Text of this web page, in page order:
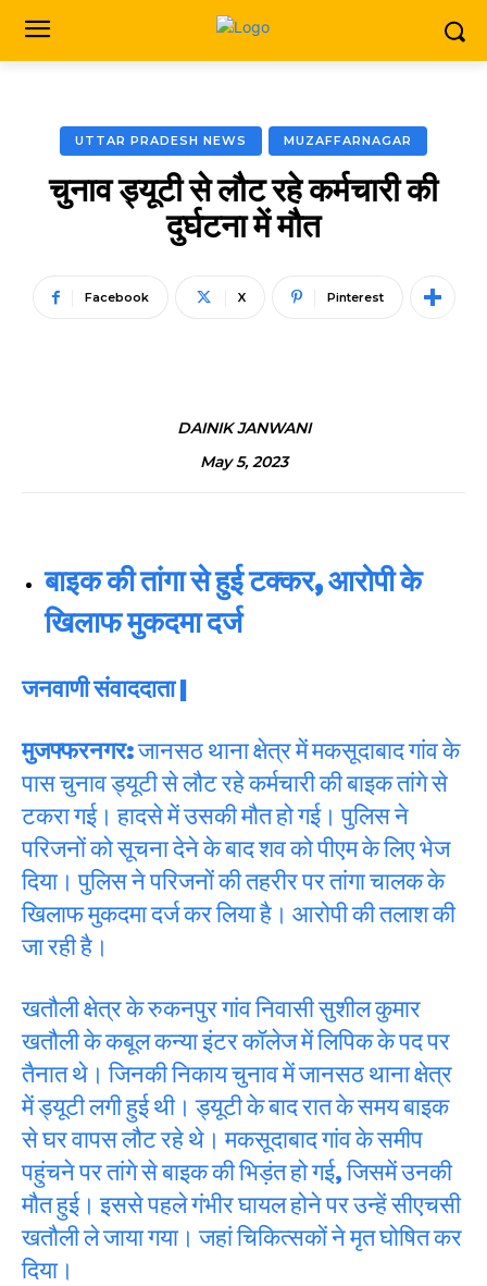
UTTAR PRADESH NEWS MUZAFFARNAGAR
चुनाव ड्यूटी से लौट रहे कर्मचारी की
दुर्घटना में मौत
Facebook X Pinterest
DAINIK JANWANI
May 5, 2023
बाइक की तांगा से हुई टक्कर, आरोपी के
खिलाफ मुकदमा दर्ज
जनवाणी संवाददाता |
मुजफ्फरनगर:जानसठ थाना क्षेत्र में मकसूदाबाद गांव के
पास चुनाव ड्यूटी से लौट रहे कर्मचारी की बाइक तांगे से
टकरा गई। हादसे में उसकी मौत हो गई। पुलिस ने
परिजनों को सूचना देने के बाद शव को पीएम के लिए भेज
दिया। पुलिस ने परिजनों की तहरीर पर तांगा चालक के
खिलाफ मुकदमा दर्ज कर लिया है। आरोपी की तलाश की
जा रही है।
खतौली क्षेत्र के रुकनपुर गांव निवासी सुशील कुमार
खतौली के कबूल कन्या इंटर कॉलेज में लिपिक के पद पर
तैनात थे। जिनकी निकाय चुनाव में जानसठ थाना क्षेत्र
में ड्यूटी लगी हुई थी। ड्यूटी के बाद रात के समय बाइक
से घर वापस लौट रहे थे। मकसूदाबाद गांव के समीप
पहुंचने पर तांगे से बाइक की भिड़ंत हो गई, जिसमें उनकी
मौत हुई। इससे पहले गंभीर घायल होने पर उन्हें सीएचसी
खतौली ले जाया गया। जहां चिकित्सकों ने मृत घोषित कर
दिया।